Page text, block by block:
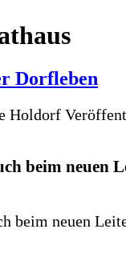
Dorfleben
Holdorf
beim neuen